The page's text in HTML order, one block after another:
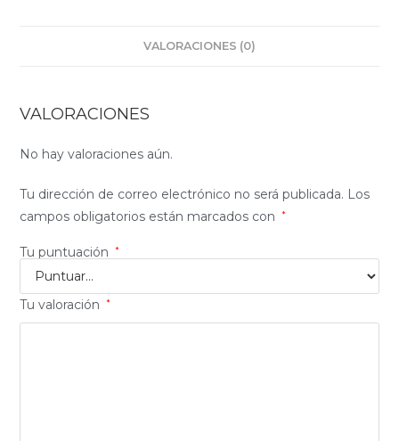
VALORACIONES (0)
VALORACIONES
No hay valoraciones aún.
Tu dirección de correo electrónico no será publicada. Los
campos obligatorios están marcados con
*
Tu puntuación *
Tu valoración *